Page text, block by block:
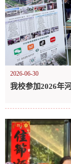
2026-06-30
我校参加2026年